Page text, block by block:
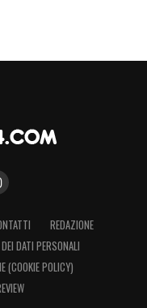
REDAZIONE
DATI PERSONALI
(COOKIE POLICY)